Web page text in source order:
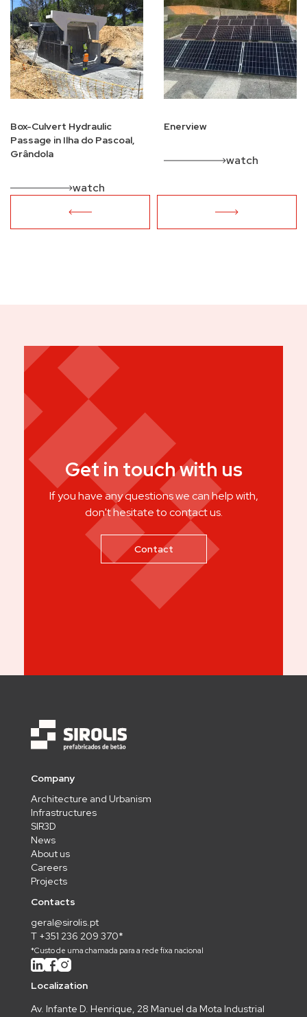
Box-Culvert Hydraulic
Passage in Ilha do Pascoal,
Grândola
watch
Enerview
watch
Get in touch with us
If you have any questions we can help with,
don't hesitate to contact us.
Contact
Company
Architecture and Urbanism
Infrastructures
SIR3D
News
About us
Careers
Projects
Contacts
geral@sirolis.pt
T +351 236 209 370*
*Custo de uma chamada para a rede fixa nacional
Localization
Av. Infante D. Henrique, 28 Manuel da Mota Industrial